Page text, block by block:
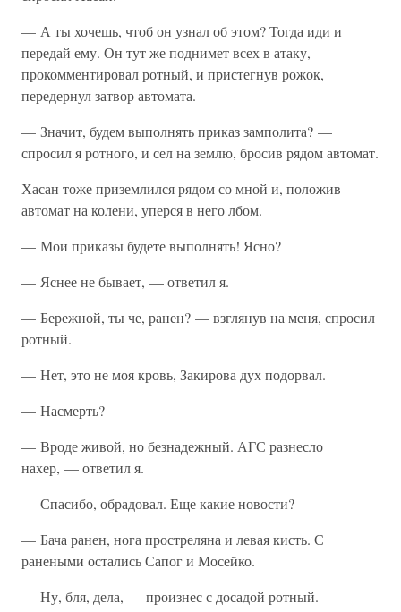
— А ты хочешь, чтоб он узнал об этом? Тогда иди и
передай ему. Он тут же поднимет всех в атаку, —
прокомментировал ротный, и пристегнув рожок,
передернул затвор автомата.
— Значит, будем выполнять приказ замполита? —
спросил я ротного, и сел на землю, бросив рядом автомат.
Хасан тоже приземлился рядом со мной и, положив
автомат на колени, уперся в него лбом.
— Мои приказы будете выполнять! Ясно?
— Яснее не бывает, — ответил я.
— Бережной, ты че, ранен? — взглянув на меня, спросил
ротный.
— Нет, это не моя кровь, Закирова дух подорвал.
— Насмерть?
— Вроде живой, но безнадежный. АГС разнесло
нахер, — ответил я.
— Спасибо, обрадовал. Еще какие новости?
— Бача ранен, нога простреляна и левая кисть. С
ранеными остались Сапог и Мосейко.
— Ну, бля, дела, — произнес с досадой ротный.